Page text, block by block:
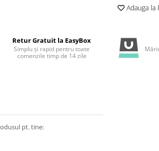
Adauga la
Retur Gratuit la EasyBox
Simplu și rapid pentru toate
comenzile timp de 14 zile
pt. tine: